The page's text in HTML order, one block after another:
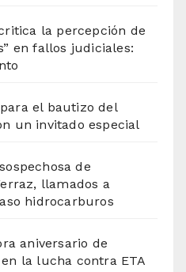
la percepción de
en fallos judiciales:
el bautizo del
un invitado especial
de
llamados a
hidrocarburos
aniversario de
la lucha contra ETA